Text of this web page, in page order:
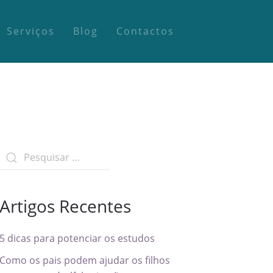
Serviços Blog Contactos
Artigos Recentes
5 dicas para potenciar os estudos
Como os pais podem ajudar os filhos